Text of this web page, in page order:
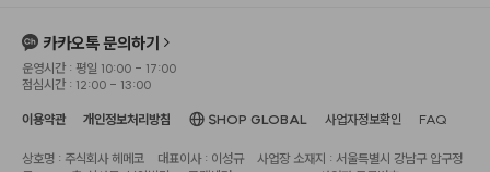
카카오톡 문의하기
운영시간 : 평일 10:00 - 17:00
점심시간 : 12:00 - 13:00
이용약관 개인정보처리방침 SHOP GLOBAL 사업자정보확인 FAQ
상호명 : 주식회사 헤메코 대표이사 : 이성규
사업장 소재지 : 서울특별시 강남구 압구정